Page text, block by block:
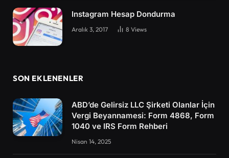
Instagram Hesap Dondurma
Aralık 3, 2017 8 Views
SON EKLENENLER
ABD’de Gelirsiz LLC Şirketi Olanlar İçin
Vergi Beyannamesi: Form 4868, Form
1040 ve IRS Form Rehberi
Nisan 14, 2025